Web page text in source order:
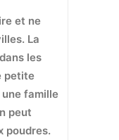
et ne
La
les
petite
famille
peut
poudres.